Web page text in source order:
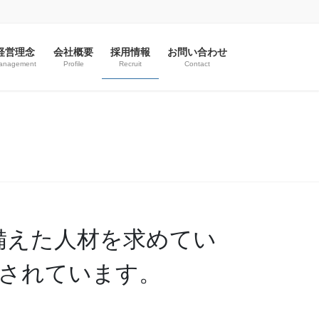
営理念 会社概要
Profile
採用情報
Recruit
お問い合わせ
Contact
た人材を求めてい
れています。